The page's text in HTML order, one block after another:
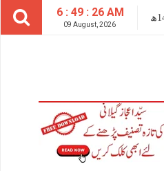
6 : 49 : 27 AM
09 August, 2026